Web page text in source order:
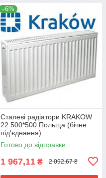
–6%
Сталеві радіатори KRAKOW
22 500*500 Польща (бічне
під'єднання)
Готово до відправки
1 967,11 ₴ 2 092,67 ₴